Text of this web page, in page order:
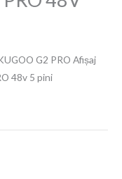
G2 PRO Afișaj
48v 5 pini